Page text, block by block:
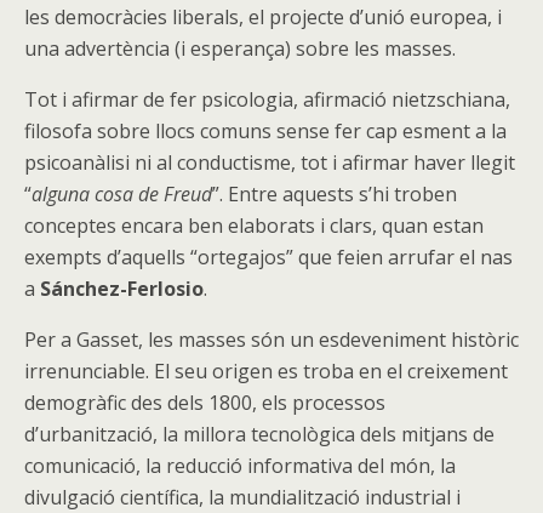
les democràcies liberals, el projecte d’unió europea, i
una advertència (i esperança) sobre les masses.
Tot i afirmar de fer psicologia, afirmació nietzschiana,
filosofa sobre llocs comuns sense fer cap esment a la
psicoanàlisi ni al conductisme, tot i afirmar haver llegit
“alguna cosa de Freud”. Entre aquests s’hi troben
conceptes encara ben elaborats i clars, quan estan
exempts d’aquells “ortegajos” que feien arrufar el nas
a Sánchez-Ferlosio.
Per a Gasset, les masses són un esdeveniment històric
irrenunciable. El seu origen es troba en el creixement
demogràfic des dels 1800, els processos
d’urbanització, la millora tecnològica dels mitjans de
comunicació, la reducció informativa del món, la
divulgació científica, la mundialització industrial i